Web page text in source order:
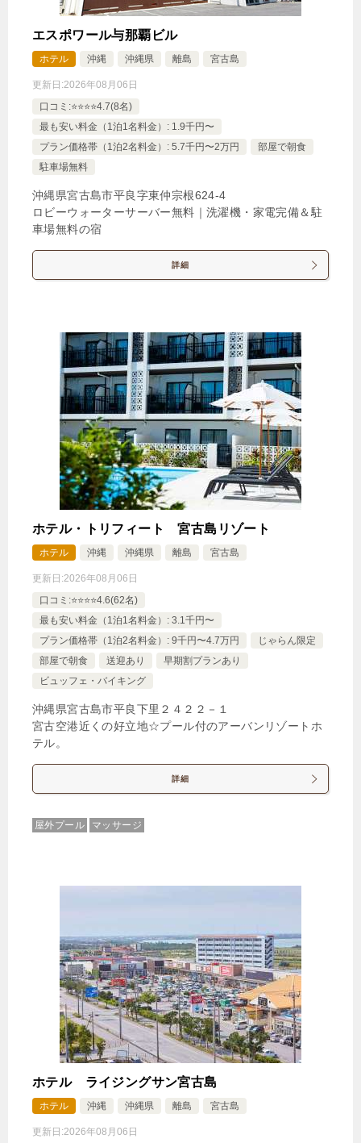
エスポワール与那覇ビル
ホテル 沖縄 沖縄県 離島 宮古島
更新日:2026年08月06日
口コミ:⭐️⭐️⭐️⭐️4.7(8名)
最も安い料金（1泊1名料金）: 1.9千円〜
プラン価格帯（1泊2名料金）: 5.7千円〜2万円
部屋で朝食
駐車場無料
沖縄県宮古島市平良字東仲宗根624‐4
ロビーウォーターサーバー無料｜洗濯機・家電完備＆駐
車場無料の宿
詳細
ホテル・トリフィート 宮古島リゾート
ホテル 沖縄 沖縄県 離島 宮古島
更新日:2026年08月06日
口コミ:⭐️⭐️⭐️⭐️4.6(62名)
最も安い料金（1泊1名料金）: 3.1千円〜
プラン価格帯（1泊2名料金）: 9千円〜4.7万円
じゃらん限定
部屋で朝食
送迎あり
早期割プランあり
ビュッフェ・バイキング
沖縄県宮古島市平良下里２４２２－１
宮古空港近くの好立地☆プール付のアーバンリゾートホ
テル。
詳細
屋外プール マッサージ
ホテル ライジングサン宮古島
ホテル 沖縄 沖縄県 離島 宮古島
更新日:2026年08月06日